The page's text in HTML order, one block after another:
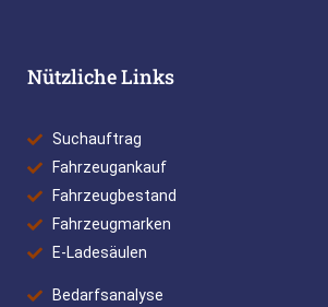
Nützliche Links
Suchauftrag
Fahrzeugankauf
Fahrzeugbestand
Fahrzeugmarken
E-Ladesäulen
Bedarfsanalyse